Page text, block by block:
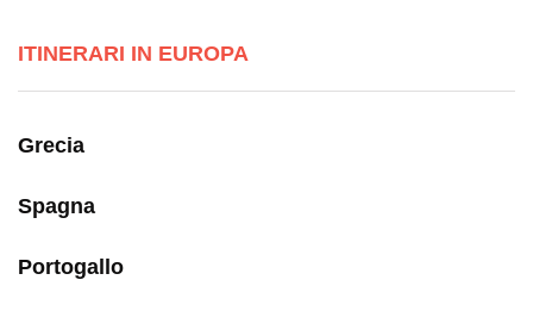
ITINERARI IN EUROPA
Grecia
Spagna
Portogallo